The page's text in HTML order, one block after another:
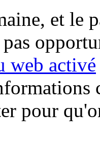
et le
web activé
pour